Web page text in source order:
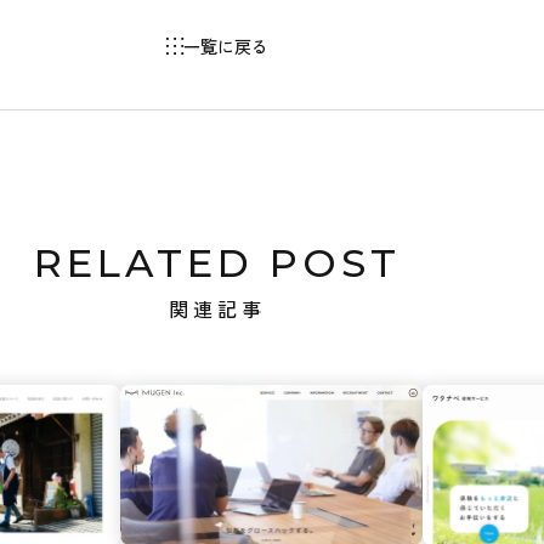
一覧に戻る
RELATED POST
関連記事